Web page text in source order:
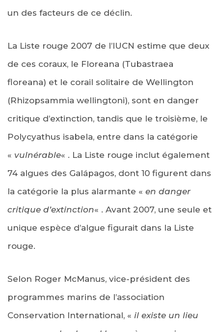
un des facteurs de ce déclin.
La Liste rouge 2007 de l’IUCN estime que deux
de ces coraux, le Floreana (Tubastraea
floreana) et le corail solitaire de Wellington
(Rhizopsammia wellingtoni), sont en danger
critique d’extinction, tandis que le troisième, le
Polycyathus isabela, entre dans la catégorie
« vulnérable« . La Liste rouge inclut également
74 algues des Galápagos, dont 10 figurent dans
la catégorie la plus alarmante « en danger
critique d’extinction« . Avant 2007, une seule et
unique espèce d’algue figurait dans la Liste
rouge.
Selon Roger McManus, vice-président des
programmes marins de l’association
Conservation International, « il existe un lieu